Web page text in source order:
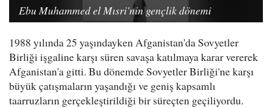
Ebu Muhammed el Mısri'nin gençlik dönemi
1988 yılında 25 yaşındayken Afganistan'da Sovyetler
Birliği işgaline karşı süren savaşa katılmaya karar vererek
Afganistan'a gitti. Bu dönemde Sovyetler Birliği'ne karşı
büyük çatışmaların yaşandığı ve geniş kapsamlı
taarruzların gerçekleştirildiği bir süreçten geçiliyordu.